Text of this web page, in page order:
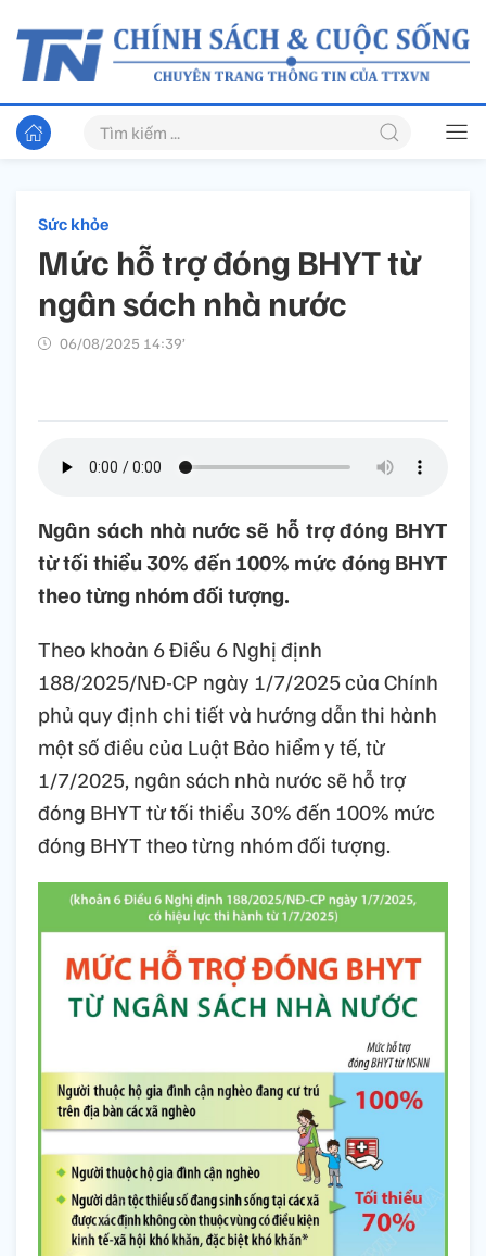
Sức khỏe
Mức hỗ trợ đóng BHYT từ
ngân sách nhà nước
06/08/2025 14:39’
Ngân sách nhà nước sẽ hỗ trợ đóng BHYT
từ tối thiểu 30% đến 100% mức đóng BHYT
theo từng nhóm đối tượng.
Theo khoản 6 Điều 6 Nghị định
188/2025/NĐ-CP ngày 1/7/2025 của Chính
phủ quy định chi tiết và hướng dẫn thi hành
một số điều của Luật Bảo hiểm y tế, từ
1/7/2025, ngân sách nhà nước sẽ hỗ trợ
đóng BHYT từ tối thiểu 30% đến 100% mức
đóng BHYT theo từng nhóm đối tượng.